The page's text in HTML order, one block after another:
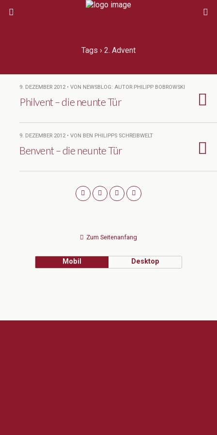
Tags › 2. Advent
9. DEZEMBER 2012 • VON NEWSBLOG: AUTOR PHILIPP BOBROWSKI
Philvent – die neunte Tür
9. DEZEMBER 2012 • VON BEN PHILIPPS SCHREIBWELT
Benvent – die neunte Tür
Zum Seitenanfang
Mobil Desktop